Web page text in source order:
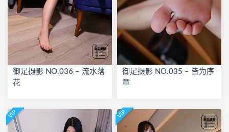
御足摄影 NO.036 – 流水落
花
御足摄影 NO.035 – 皆为序
章
VIP VIP